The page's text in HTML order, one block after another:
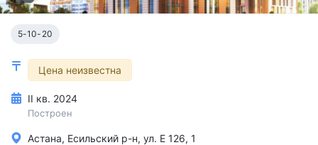
5-10-20
Цена неизвестна
II кв. 2024
Построен
Астана, Есильский р-н, ул. Е 126, 1